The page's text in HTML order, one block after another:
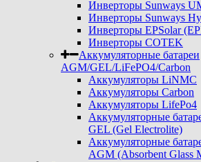
Инверторы Sunways
Инверторы Sunways
Инверторы EPSolar
Инверторы COTEK
Аккумуляторные батареи
AGM/GEL/LiFePO4/Carbon
Аккумуляторы LiNMC
Аккумуляторы Carbon
Аккумуляторы LifePo4
Аккумуляторные
GEL (Gel Electrolite)
Аккумуляторные
AGM (Absorbent Glass